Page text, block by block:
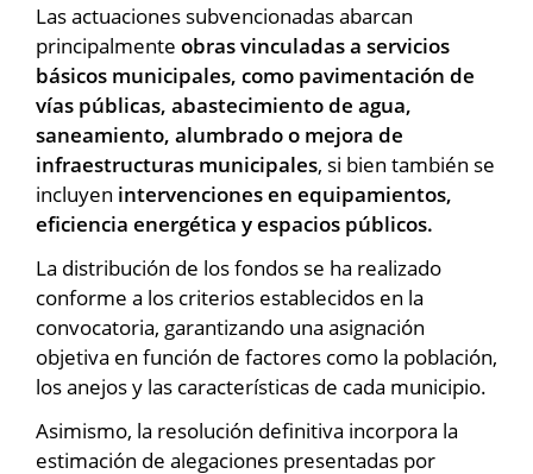
Las actuaciones subvencionadas abarcan
principalmente obras vinculadas a servicios
básicos municipales, como pavimentación de
vías públicas, abastecimiento de agua,
saneamiento, alumbrado o mejora de
infraestructuras municipales, si bien también se
incluyen intervenciones en equipamientos,
eficiencia energética y espacios públicos.
La distribución de los fondos se ha realizado
conforme a los criterios establecidos en la
convocatoria, garantizando una asignación
objetiva en función de factores como la población,
los anejos y las características de cada municipio.
Asimismo, la resolución definitiva incorpora la
estimación de alegaciones presentadas por